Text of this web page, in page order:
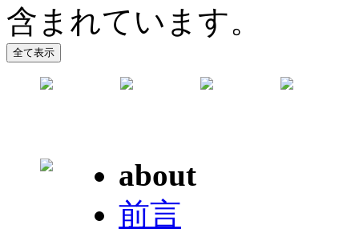
含まれています。
about
前言